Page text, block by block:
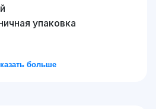
упаковка
больше